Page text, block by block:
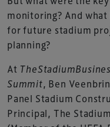
monitoring? And
for future stadium
planning?
At
Summit, Ben
Panel Stadium
Principal, The